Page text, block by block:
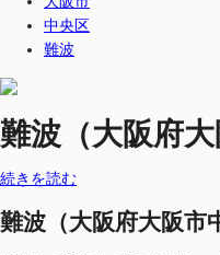
中央区
難波
難波（大阪府
続きを読む
難波（大阪府大阪市